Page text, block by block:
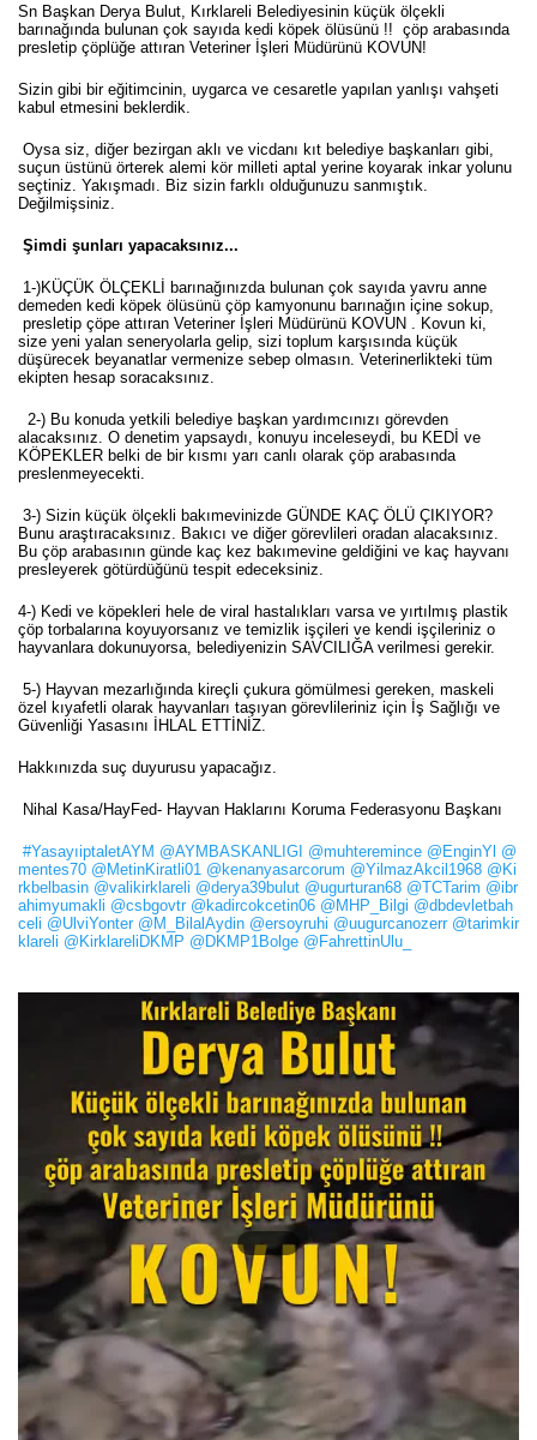
Sn Başkan Derya Bulut, Kırklareli Belediyesinin küçük ölçekli
barınağında bulunan çok sayıda kedi köpek ölüsünü !! çöp arabasında
presletip çöplüğe attıran Veteriner İşleri Müdürünü KOVUN!
Sizin gibi bir eğitimcinin, uygarca ve cesaretle yapılan yanlışı vahşeti
kabul etmesini beklerdik.
Oysa siz, diğer bezirgan aklı ve vicdanı kıt belediye başkanları gibi,
suçun üstünü örterek alemi kör milleti aptal yerine koyarak inkar yolunu
seçtiniz. Yakışmadı. Biz sizin farklı olduğunuzu sanmıştık.
Değilmişsiniz.
Şimdi şunları yapacaksınız...
1-)KÜÇÜK ÖLÇEKLİ barınağınızda bulunan çok sayıda yavru anne
demeden kedi köpek ölüsünü çöp kamyonunu barınağın içine sokup,
presletip çöpe attıran Veteriner İşleri Müdürünü KOVUN . Kovun ki,
size yeni yalan seneryolarla gelip, sizi toplum karşısında küçük
düşürecek beyanatlar vermenize sebep olmasın. Veterinerlikteki tüm
ekipten hesap soracaksınız.
2-) Bu konuda yetkili belediye başkan yardımcınızı görevden
alacaksınız. O denetim yapsaydı, konuyu inceleseydi, bu KEDİ ve
KÖPEKLER belki de bir kısmı yarı canlı olarak çöp arabasında
preslenmeyecekti.
3-) Sizin küçük ölçekli bakımevinizde GÜNDE KAÇ ÖLÜ ÇIKIYOR?
Bunu araştıracaksınız. Bakıcı ve diğer görevlileri oradan alacaksınız.
Bu çöp arabasının günde kaç kez bakımevine geldiğini ve kaç hayvanı
presleyerek götürdüğünü tespit edeceksiniz.
4-) Kedi ve köpekleri hele de viral hastalıkları varsa ve yırtılmış plastik
çöp torbalarına koyuyorsanız ve temizlik işçileri ve kendi işçileriniz o
hayvanlara dokunuyorsa, belediyenizin SAVCILIĞA verilmesi gerekir.
5-) Hayvan mezarlığında kireçli çukura gömülmesi gereken, maskeli
özel kıyafetli olarak hayvanları taşıyan görevlileriniz için İş Sağlığı ve
Güvenliği Yasasını İHLAL ETTİNİZ.
Hakkınızda suç duyurusu yapacağız.
Nihal Kasa/HayFed- Hayvan Haklarını Koruma Federasyonu Başkanı
#YasayıiptaletAYM @AYMBASKANLIGI @muhteremince @EnginYl @
mentes70 @MetinKiratli01 @kenanyasarcorum @YilmazAkcil1968 @Ki
rkbelbasin @valikirklareli @derya39bulut @ugurturan68 @TCTarim @ibr
ahimyumakli @csbgovtr @kadircokcetin06 @MHP_Bilgi @dbdevletbah
celi @UlviYonter @M_BilalAydin @ersoyruhi @uugurcanozerr @tarimkir
klareli @KirklareliDKMP @DKMP1Bolge @FahrettinUlu_